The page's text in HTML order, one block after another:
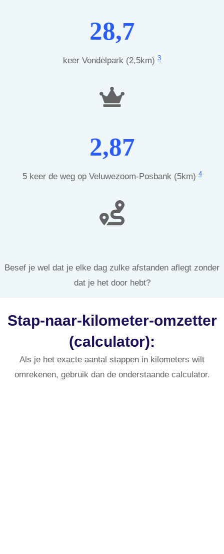
28,7
keer Vondelpark (2,5km) 3
2,87
5 keer de weg op Veluwezoom-Posbank (5km)4
Besef je wel dat je elke dag zulke afstanden aflegt zonder
dat je het door hebt?
Stap-naar-kilometer-omzetter
(calculator):
Als je het exacte aantal stappen in kilometers wilt
omrekenen, gebruik dan de onderstaande calculator.